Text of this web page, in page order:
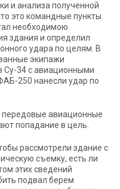
и анализа полученной
это командные пункты.
необходимою
здания и определил
удара по целям. В
экипажи
Су-34 с авиационными
250 нанесли удар по
передовые авиационные
попадание в цель.
рассмотрели здание с
съемку, есть ли
этих сведений
подвал берем